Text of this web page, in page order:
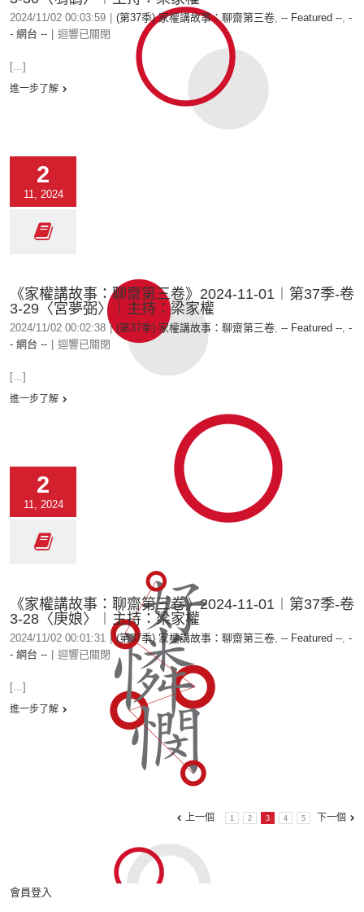
2024/11/02 00:03:59 (第37季) 家權講故事：聊齋第三卷, -- Featured --, -
- 網台 --
迴響已關閉
[...]
進一步了解
2
11, 2024
《家權講故事：聊齋第三卷》2024-11-01︱第37季-卷
3-29〈宮夢弼〉︱主持：梁家權
2024/11/02 00:02:38 | (第37季) 家權講故事：聊齋第三卷, -- Featured --, -
- 網台 --
迴響已關閉
[...]
進一步了解
2
11, 2024
《家權講故事：聊齋第三卷》2024-11-01︱第37季-卷
3-28〈庚娘〉︱主持：梁家權
2024/11/02 00:01:31 | (第37季) 家權講故事：聊齋第三卷, -- Featured --, -
- 網台 --
迴響已關閉
[...]
進一步了解
上一個 1 2 3 4 5 下一個
會員登入